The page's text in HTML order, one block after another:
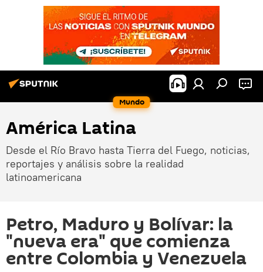
Mundo
América Latina
Desde el Río Bravo hasta Tierra del Fuego, noticias,
reportajes y análisis sobre la realidad
latinoamericana
Petro, Maduro y Bolívar: la
"nueva era" que comienza
entre Colombia y Venezuela